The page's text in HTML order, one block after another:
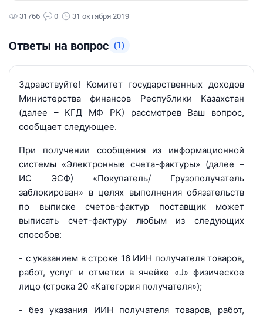
31766 0 31 октября 2019
Ответы на вопрос (1)
Здравствуйте! Комитет государственных доходов
Министерства финансов Республики Казахстан
(далее – КГД МФ РК) рассмотрев Ваш вопрос,
сообщает следующее.
При получении сообщения из информационной
системы «Электронные счета-фактуры» (далее –
ИС ЭСФ) «Покупатель/ Грузополучатель
заблокирован» в целях выполнения обязательств
по выписке счетов-фактур поставщик может
выписать счет-фактуру любым из следующих
способов:
- с указанием в строке 16 ИИН получателя товаров,
работ, услуг и отметки в ячейке «J» физическое
лицо (строка 20 «Категория получателя»);
- без указания ИИН получателя товаров, работ,